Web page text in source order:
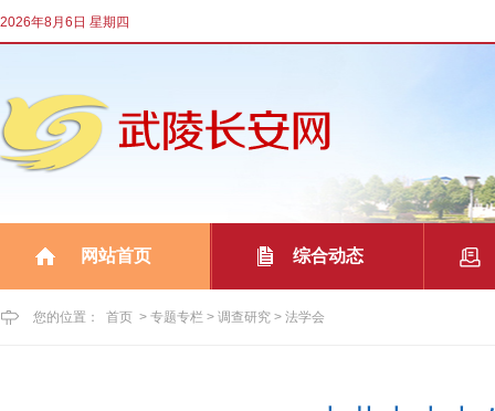
2026年8月6日 星期四
网站首页 综合动态
您的位置： 首页 > 专题专栏 > 调查研究 > 法学会